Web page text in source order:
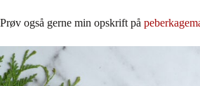
Prøv også gerne min opskrift på